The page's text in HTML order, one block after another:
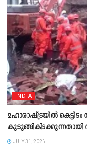
INDIA
മഹാരാഷ്ട്രയിൽ
കുടുങ്ങികിടക്കുന്നതായി
JULY 31, 2026